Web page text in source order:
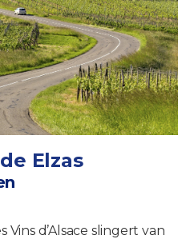
Elzas
d’Alsace slingert van